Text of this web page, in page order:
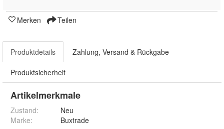
Merken Teilen
Produktdetails Zahlung, Versand & Rückgabe
Produktsicherheit
Artikelmerkmale
Zustand:
Neu
Marke:
Buxtrade